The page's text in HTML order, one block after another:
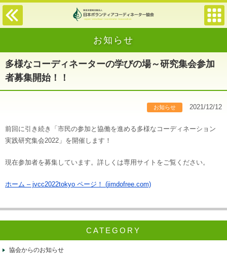
お知らせ
多様なコーディネーターの学びの場～研究集会参加
者募集開始！！
お知らせ 2021/12/12
前回に引き続き「市民の参加と協働を進める多様なコーディネーション
実践研究集会2022」を開催します！
現在参加者を募集しています。詳しくは専用サイトをご覧ください。
ホーム – jvcc2022tokyo ページ！ (jimdofree.com)
CATEGORY
協会からのお知らせ